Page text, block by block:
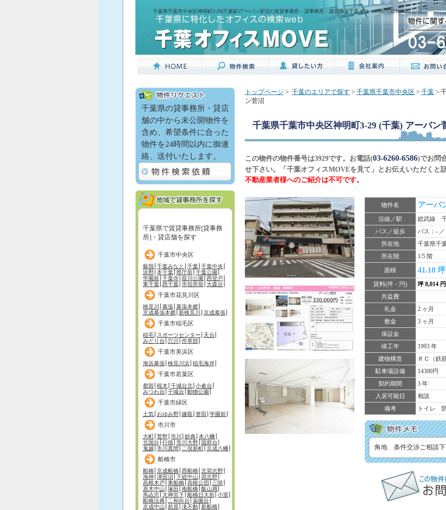
千葉県千葉市中央区神明町3-29(千葉駅)アーバン菅沼の賃貸事務所・貸事務所・貸店舗は千葉オフィスMOVE[3929]
千葉県の貸事務所・貸店
舗の中から未公開物件を
含め、希望条件に合った
物件を24時間以内に御連
絡、送付いたします。
千葉県で賃貸事務所[貸事務
所]・貸店舗を探す
千葉市中央区
蘇我 千葉みなと 千葉 千葉中央
浜野 本千葉 県庁前 千葉公園
学園前 千葉寺 葭川公園
西登戸
東千葉 西千葉 市役所前 大森台
千葉市花見川区
検見川 幕張 幕張本郷
京成幕張本郷 新検見川 京成幕張
千葉市稲毛区
稲毛 スポーツセンター
天台
みどり台 穴川 作草部
千葉市美浜区
海浜幕張 検見川浜 稲毛海岸
千葉市若葉区
都賀 桜木 千城台北 小倉台
みつわ台 千城台 動物公園
千葉市緑区
土気 おゆみ野 鎌取 誉田 学園前
市川市
大町 菅野 市川 妙典 本八幡
北国分 行徳 市川大野
国府台
鬼越 市川真間 二俣新町 京成八幡
船橋市
船橋 京成船橋 西船橋 北習志野
海神 津田沼 下総中山 習志野
高根木戸 東船橋 高根公団
三咲
原木中山 塚田 南船橋 飯山満
馬込沢 大神宮下 船橋日大前 小室
船橋法典 二和向台 薬園台
京成中山 前原 滝不動 新船橋
トップページ > 千葉のエリアで探す > 千葉県千葉市中央区 > 千葉 >
ン菅沼
千葉県千葉市中央区神明町3-29 (千葉) アーバン
この物件の物件番号は3929です。お電話(03-6260-6586)でお問
せ下さい。「千葉オフィスMOVEを見て」とお伝えいただくと
不動産業者様へのご紹介は不可です。
物件名 アーバ
沿線／駅
総武線
バス／徒歩
バス：-
所在地
千葉県千
所在階
1/5 階
面積
41.18 坪
賃料(坪・円)
坪 8,014
共益費
礼金
2 ヶ月
敷金
3 ヶ月
保証金
竣工年
1993 年
建物構造
ＲＣ（鉄
駐車場設備
14300円
契約期間
3 年
入居可能日
相談
備考
トイレ
角地 条件交渉ご相談下